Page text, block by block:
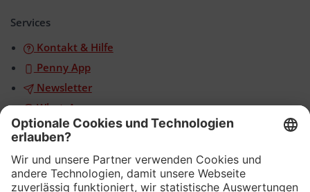
Services
Kontakt & Hilfe
Penny App
Newsletter
WhatsApp
App